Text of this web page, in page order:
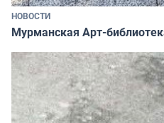
НОВОСТИ
Мурманская Арт-